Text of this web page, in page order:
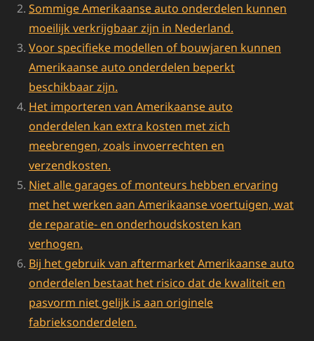
Sommige Amerikaanse auto onderdelen kunnen
moeilijk verkrijgbaar zijn in Nederland.
Voor specifieke modellen of bouwjaren kunnen
Amerikaanse auto onderdelen beperkt
beschikbaar zijn.
Het importeren van Amerikaanse auto
onderdelen kan extra kosten met zich
meebrengen, zoals invoerrechten en
verzendkosten.
Niet alle garages of monteurs hebben ervaring
met het werken aan Amerikaanse voertuigen, wat
de reparatie- en onderhoudskosten kan
verhogen.
Bij het gebruik van aftermarket Amerikaanse auto
onderdelen bestaat het risico dat de kwaliteit en
pasvorm niet gelijk is aan originele
fabrieksonderdelen.